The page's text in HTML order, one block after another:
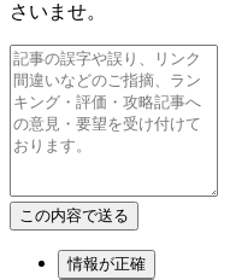
さいませ。
情報が正確